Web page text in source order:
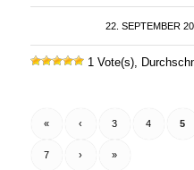
22. SEPTEMBER
/
1 Vote(s),
« ‹ 3 4 5
7 › »